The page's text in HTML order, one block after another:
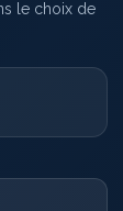
le choix de